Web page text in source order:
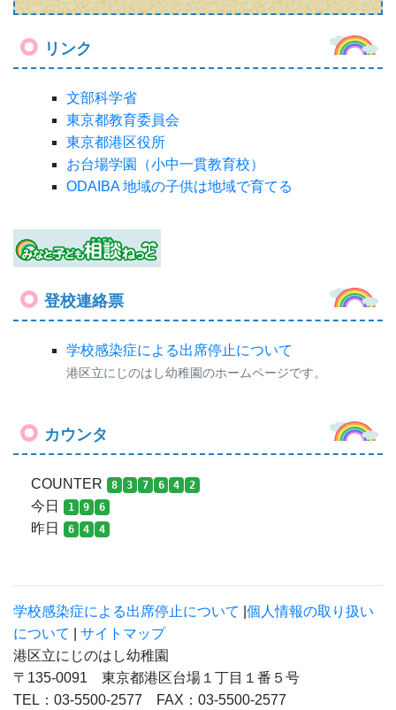
リンク
文部科学省
東京都教育委員会
東京都港区役所
お台場学園（小中一貫教育校）
ODAIBA 地域の子供は地域で育てる
登校連絡票
学校感染症による出席停止について
港区立にじのはし幼稚園のホームページです。
カウンタ
COUNTER 8 3 7 6 4 2
今日 1 9 6
昨日 6 4 4
学校感染症による出席停止について 個人情報の取り扱い
について
サイトマップ
港区立にじのはし幼稚園
〒135-0091 東京都港区台場１丁目１番５号
TEL：03-5500-2577 FAX：03-5500-2577